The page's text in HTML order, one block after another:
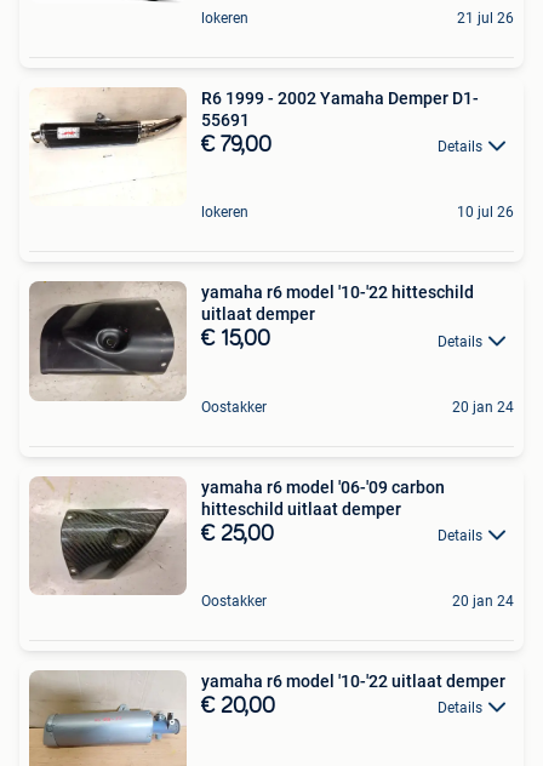
lokeren 21 jul 26
R6 1999 - 2002 Yamaha Demper D1-
55691
€ 79,00 Details
lokeren 10 jul 26
yamaha r6 model '10-'22 hitteschild
uitlaat demper
€ 15,00 Details
Oostakker 20 jan 24
yamaha r6 model '06-'09 carbon
hitteschild uitlaat demper
€ 25,00 Details
Oostakker 20 jan 24
yamaha r6 model '10-'22 uitlaat demper
€ 20,00 Details